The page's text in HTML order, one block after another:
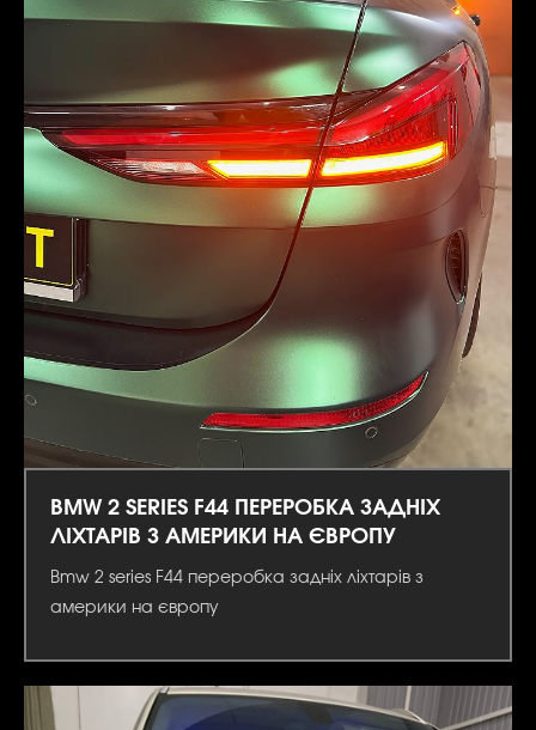
BMW 2 SERIES F44 ПЕРЕРОБКА ЗАДНІХ
ЛІХТАРІВ З АМЕРИКИ НА ЄВРОПУ
Bmw 2 series F44 переробка задніх ліхтарів з
америки на європу